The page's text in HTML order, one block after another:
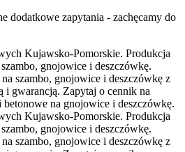
dodatkowe zapytania - zachęcamy do